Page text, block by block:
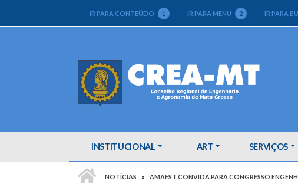
IR PARA CONTEÚDO 1 IR PARA MENU 2 IR PARA
INSTITUCIONAL ART SERVIÇOS
PÁGINA INICIAL
NOTÍCIAS AMAEST CONVIDA PARA CONGRESSO